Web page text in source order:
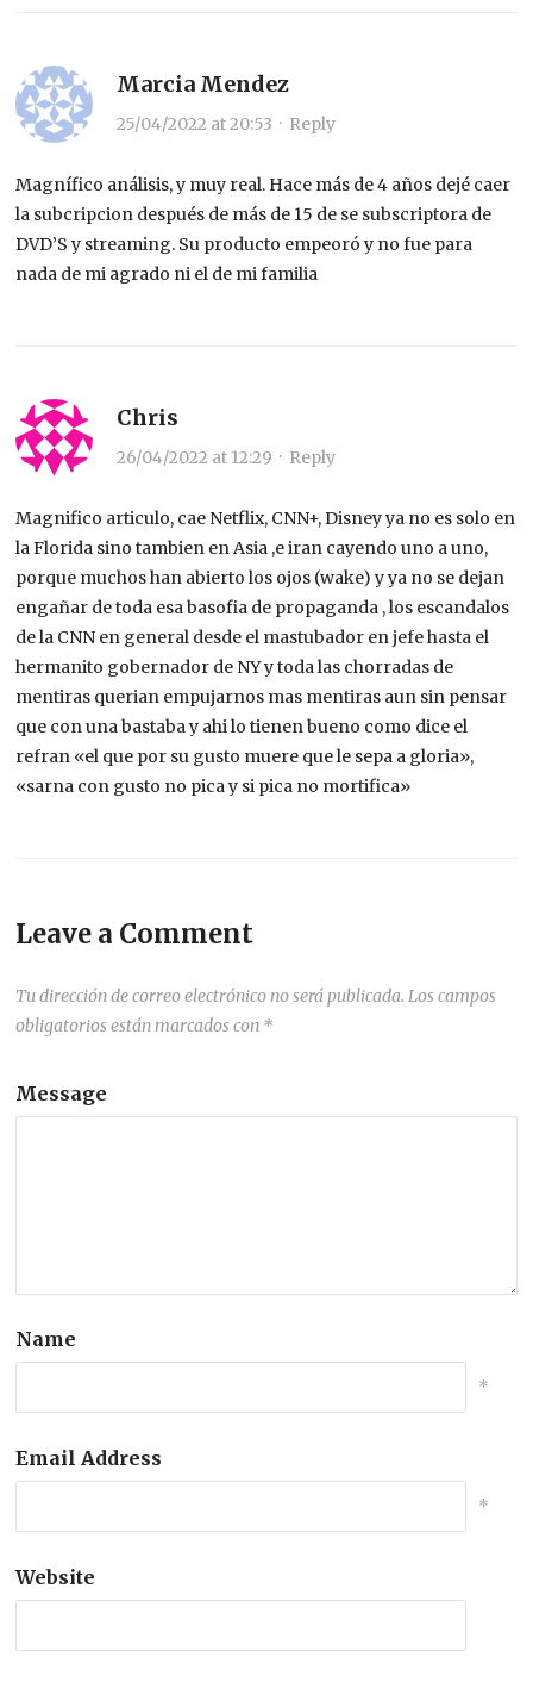
Marcia Mendez
25/04/2022 at 20:53 · Reply
Magnífico análisis, y muy real. Hace más de 4 años dejé caer
la subcripcion después de más de 15 de se subscriptora de
DVD’S y streaming. Su producto empeoró y no fue para
nada de mi agrado ni el de mi familia
Chris
26/04/2022 at 12:29 · Reply
Magnifico articulo, cae Netflix, CNN+, Disney ya no es solo en
la Florida sino tambien en Asia ,e iran cayendo uno a uno,
porque muchos han abierto los ojos (wake) y ya no se dejan
engañar de toda esa basofia de propaganda , los escandalos
de la CNN en general desde el mastubador en jefe hasta el
hermanito gobernador de NY y toda las chorradas de
mentiras querian empujarnos mas mentiras aun sin pensar
que con una bastaba y ahi lo tienen bueno como dice el
refran «el que por su gusto muere que le sepa a gloria»,
«sarna con gusto no pica y si pica no mortifica»
Leave a Comment
Tu dirección de correo electrónico no será publicada. Los campos
obligatorios están marcados con *
Message
Name
*
Email Address
*
Website